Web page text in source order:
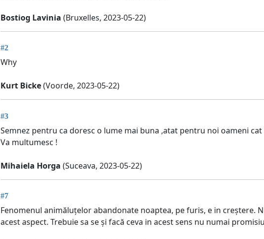
Bostiog Lavinia (Bruxelles, 2023-05-22)
#2
Why
Kurt Bicke(Voorde, 2023-05-22)
#3
Semnez pentru ca doresc o lume mai buna ,atat pentru noi oameni
Va multumesc !
Mihaiela Horga (Suceava, 2023-05-22)
#7
Fenomenul animăluțelor abandonate noaptea, pe furis, e in creștere.
acest aspect. Trebuie sa se și facă ceva in acest sens nu numai